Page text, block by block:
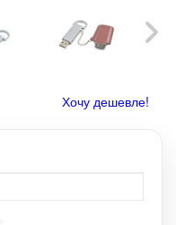
Хочу дешевле!